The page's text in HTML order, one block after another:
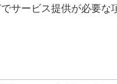
サービス提供が必要な